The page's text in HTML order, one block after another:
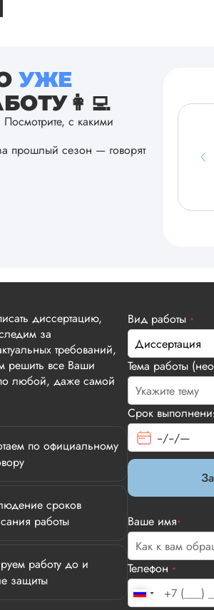
УЖЕ
Посмотрите, с какими
прошлый сезон — говорят
диссертацию,
за
требований,
решить все Ваши
по любой, даже самой
по официальному
сроков
работы
работу до и
защиты
Вид работы *
Диссертация
Тема работы
Срок
Ваше имя*
Телефон *